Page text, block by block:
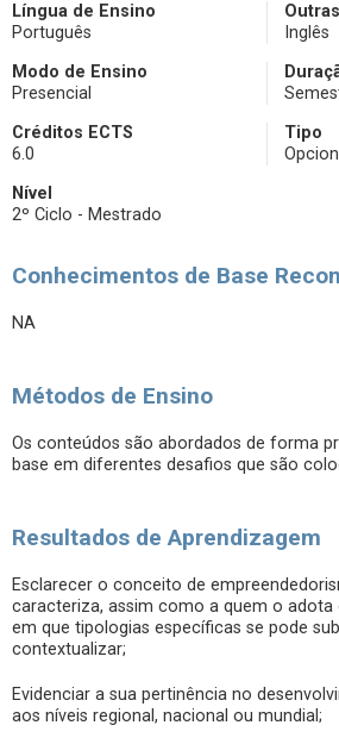
Língua de Ensino
Português
Inglês
Modo de Ensino
Presencial
Créditos ECTS
6.0
Tipo
Nível
2º Ciclo - Mestrado
Conhecimentos de Base
NA
Métodos de Ensino
Os conteúdos são abordados de forma
base em diferentes desafios que são
Resultados de Aprendizagem
Esclarecer o conceito de
caracteriza, assim como a quem o
em que tipologias específicas se pode
contextualizar;
Evidenciar a sua pertinência no
aos níveis regional, nacional ou mundial;